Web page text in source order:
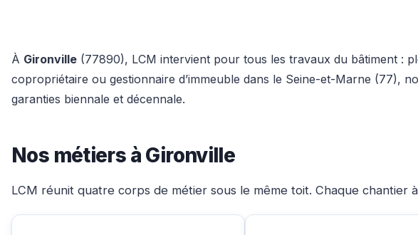
À Gironville (77890), LCM intervient pour tous les travaux du bâtiment :
copropriétaire ou gestionnaire d’immeuble dans le Seine-et-Marne (77),
garanties biennale et décennale.
Nos métiers à Gironville
LCM réunit quatre corps de métier sous le même toit. Chaque